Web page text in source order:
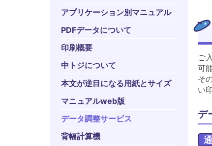
アプリケーション別マニュアル
PDFデータについて
印刷概要
中トジについて
本文が逆目になる用紙とサイズ
マニュアルweb版
データ調整サービス
背幅計算機
ご
可
そ
い
デ